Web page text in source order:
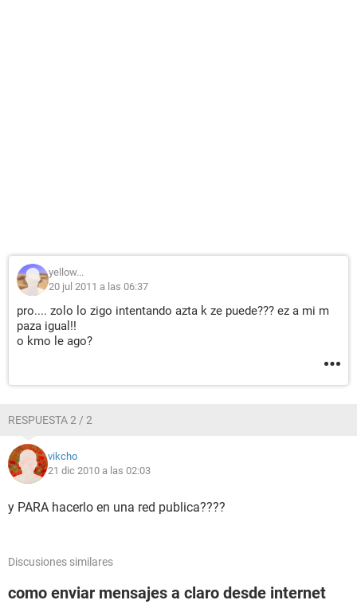
yellow...
20 jul 2011 a las 06:37
pro.... zolo lo zigo intentando azta k ze puede??? ez a mi m
paza igual!!
o kmo le ago?
RESPUESTA 2 / 2
vikcho
21 dic 2010 a las 02:03
y PARA hacerlo en una red publica????
Discusiones similares
como enviar mensajes a claro desde internet